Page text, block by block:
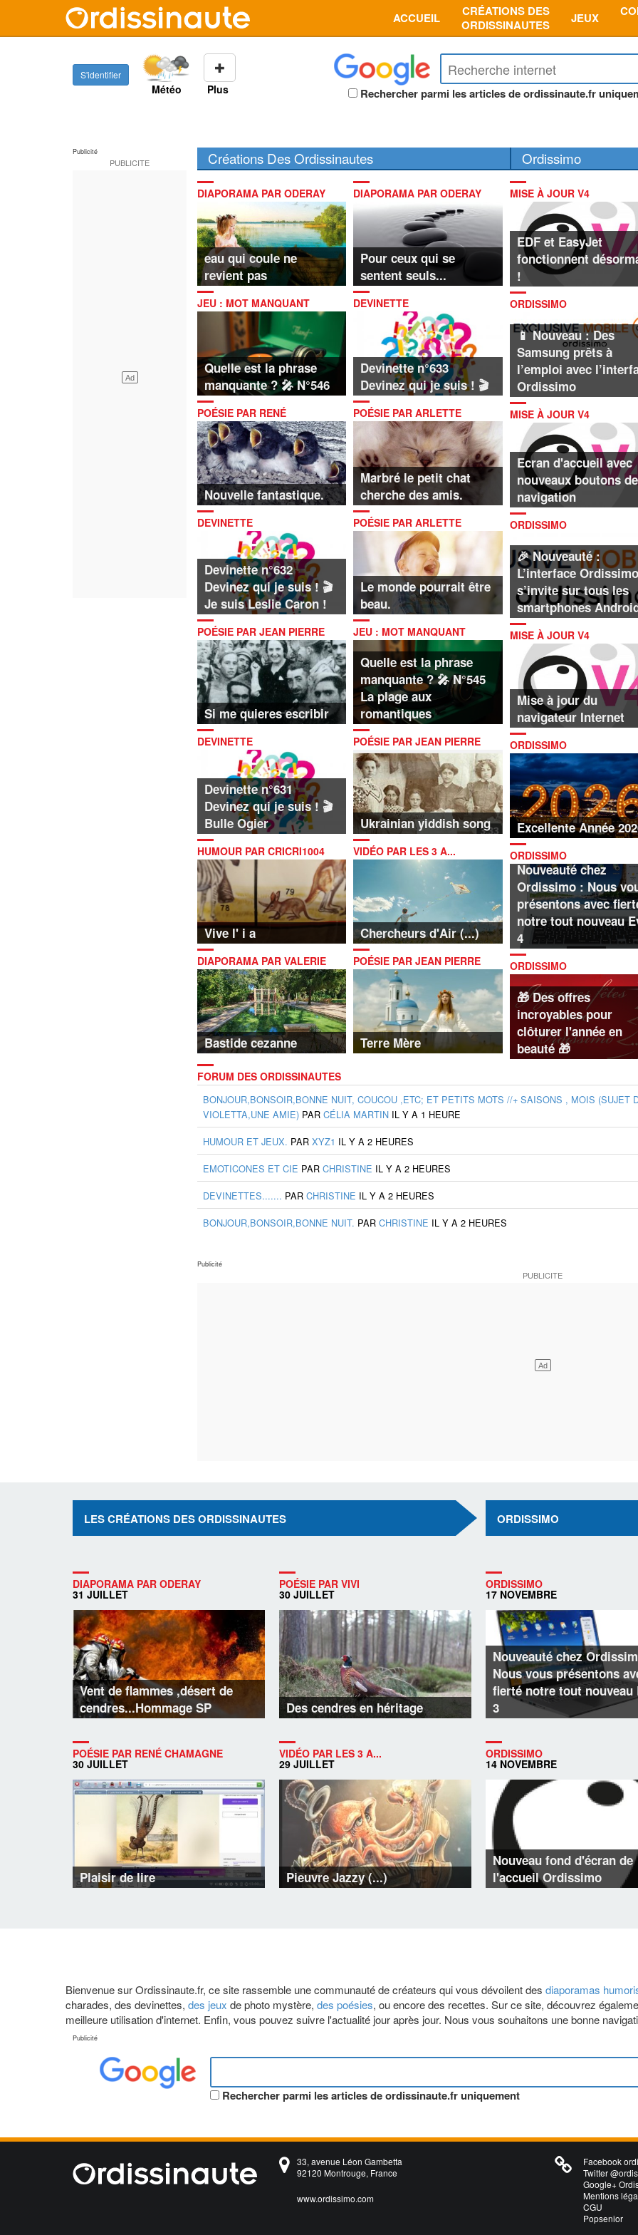
ACCUEIL
CRÉATIONS DES
ORDISSINAUTES
JEUX
S'identifier
Météo Plus Rechercher parmi les articles de ordissinaute.fr
Créations Des Ordissinautes
DIAPORAMA PAR ODERAY
eau qui coule ne
revient pas
DIAPORAMA PAR ODERAY
Pour ceux qui se
sentent seuls...
JEU : MOT MANQUANT
Quelle est la phrase
manquante ? 🎤 N°546
DEVINETTE
Devinette n°633
Devinez qui je suis ! 🎬
POÉSIE PAR RENÉ
CHAMAGNE
Nouvelle fantastique.
POÉSIE PAR ARLETTE
RICHMANN
Marbré le petit chat
cherche des amis.
DEVINETTE
Devinette n°632
Devinez qui je suis ! 🎬
Je suis Leslie Caron !
POÉSIE PAR ARLETTE
RICHMANN
Le monde pourrait être
beau.
POÉSIE PAR JEAN PIERRE
LAMBERT
Si me quieres escribir
JEU : MOT MANQUANT
Quelle est la phrase
manquante ? 🎤 N°545
La plage aux
romantiques
DEVINETTE
Devinette n°631
Devinez qui je suis ! 🎬
Bulle Ogier
POÉSIE PAR JEAN PIERRE
LAMBERT
Ukrainian yiddish song
HUMOUR PAR CRICRI1004
Vive l' i a
VIDÉO PAR LES 3 A...
Chercheurs d'Air (...)
DIAPORAMA PAR VALERIE
NOLY
Bastide cezanne
POÉSIE PAR JEAN PIERRE
LAMBERT
Terre Mère
Ordissimo
MISE À JOUR V4
EDF et EasyJet
fonctionnent
!
ORDISSIMO
📱 Nouveau : Des
Samsung prêts à
l’emploi avec
Ordissimo
MISE À JOUR V4
Ecran d'accueil avec
nouveaux boutons de
navigation
ORDISSIMO
🎉 Nouveauté :
L’interface Ordissimo
s’invite sur tous les
smartphones
MISE À JOUR V4
Mise à jour du
navigateur Internet
ORDISSIMO
Excellente Année
ORDISSIMO
Nouveauté chez
Ordissimo : Nous
présentons avec
notre tout nouveau
4
ORDISSIMO
🎁 Des offres
incroyables pour
clôturer l'année en
beauté 🎁
FORUM DES ORDISSINAUTES
BONJOUR,BONSOIR,BONNE NUIT, COUCOU ,ETC; ET PETITS MOTS //+ SAISONS , MOIS (SUJET
VIOLETTA,UNE AMIE) PAR CÉLIA MARTIN IL Y A 1 HEURE
HUMOUR ET JEUX. PAR XYZ1 IL Y A 2 HEURES
EMOTICONES ET CIE PAR CHRISTINE IL Y A 2 HEURES
DEVINETTES....... PAR CHRISTINE IL Y A 2 HEURES
BONJOUR,BONSOIR,BONNE NUIT. PAR CHRISTINE IL Y A 2 HEURES
LES CRÉATIONS DES ORDISSINAUTES ORDISSIMO
DIAPORAMA PAR ODERAY
31 JUILLET
Vent de flammes ,désert de
cendres...Hommage SP
POÉSIE PAR VIVI
30 JUILLET
Des cendres en héritage
ORDISSIMO
17 NOVEMBRE
Nouveauté chez
Nous vous présentons
fierté notre tout nouveau
3
POÉSIE PAR RENÉ CHAMAGNE
30 JUILLET
Plaisir de lire
VIDÉO PAR LES 3 A...
29 JUILLET
Pieuvre Jazzy (...)
ORDISSIMO
14 NOVEMBRE
Nouveau fond d'écran de
l'accueil Ordissimo
Bienvenue sur Ordissinaute.fr, ce site rassemble une communauté de créateurs qui vous dévoilent des diaporamas
charades, des devinettes, des jeux de photo mystère, des poésies, ou encore des recettes. Sur ce site, découvrez
meilleure utilisation d'internet. Enfin, vous pouvez suivre l'actualité jour après jour. Nous vous souhaitons une bonne
Rechercher parmi les articles de ordissinaute.fr uniquement
33, avenue Léon Gambetta
92120 Montrouge, France
www.ordissimo.com
Facebook
Twitter
Google+
Mentions
CGU
Popsenior